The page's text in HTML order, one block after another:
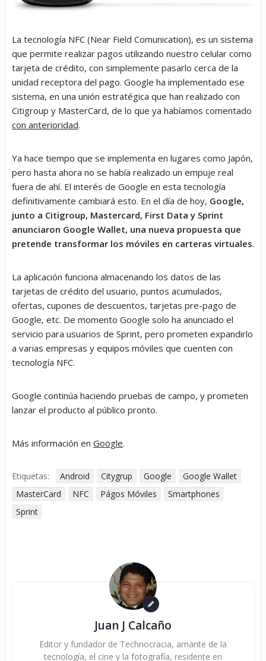
La tecnología NFC (Near Field Comunication), es un sistema
que permite realizar pagos utilizando nuestro celular como
tarjeta de crédito, con simplemente pasarlo cerca de la
unidad receptora del pago. Google ha implementado ese
sistema, en una unión estratégica que han realizado con
Citigroup y MasterCard, de lo que ya habíamos comentado
con anterioridad.
Ya hace tiempo que se implementa en lugares como Japón,
pero hasta ahora no se había realizado un empuje real
fuera de ahí. El interés de Google en esta tecnología
definitivamente cambiará esto. En el día de hoy, Google,
junto a Citigroup, Mastercard, First Data y Sprint
anunciaron Google Wallet, una nueva propuesta que
pretende transformar los móviles en carteras virtuales.
La aplicación funciona almacenando los datos de las
tarjetas de crédito del usuario, puntos acumulados,
ofertas, cupones de descuentos, tarjetas pre-pago de
Google, etc. De momento Google solo ha anunciado el
servicio para usuarios de Sprint, pero prometen expandirlo
a varias empresas y equipos móviles que cuenten con
tecnología NFC.
Google continúa haciendo pruebas de campo, y prometen
lanzar el producto al público pronto.
Más información en Google.
Etiquetas: Android Citygrup Google
Google Wallet
MasterCard
NFC Págos Móviles
Smartphones
Sprint
Juan J Calcaño
Editor y fundador de Technocracia, amante de la
tecnología, el cine y la fotografía, residente en